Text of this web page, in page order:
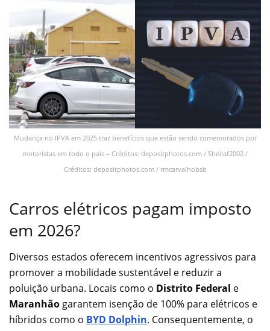
Mudança no IPVA em 2025 traz benefícios que estão sendo comemorados por
motoristas em todo o país – Créditos: depositphotos.com / Sheilaf2002 /
Créditos: depositphotos.com / rmcarvalhobsb
Carros elétricos pagam imposto
em 2026?
Diversos estados oferecem incentivos agressivos para
promover a mobilidade sustentável e reduzir a
poluição urbana. Locais como o Distrito Federal e
Maranhão garantem isenção de 100% para elétricos e
híbridos como o BYD Dolphin. Consequentemente, o